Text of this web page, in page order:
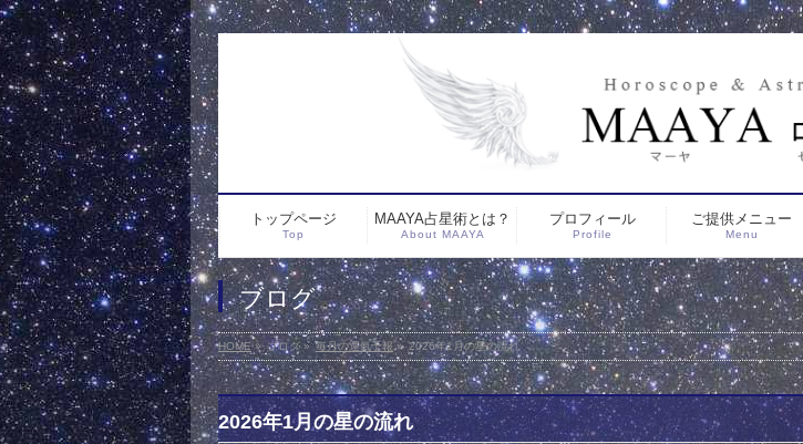
トップページ
Top
MAAYA占星術とは？
About MAAYA
プロフィール
Profile
ご提供メニュー
Menu
ブログ
HOME» ブログ» 毎月の運氣予報» 2026年1月の星の流れ
2026年1月の星の流れ